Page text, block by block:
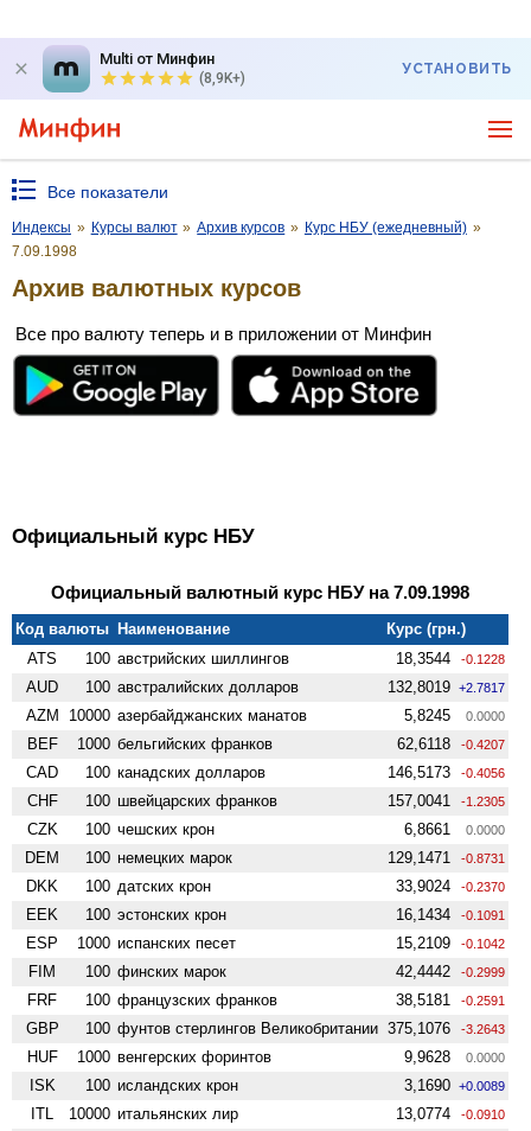
Multi от Минфин
(8,9K+)
УСТАНОВИТЬ
Все показатели
Индексы » Курсы валют » Архив курсов » Курс НБУ (ежедневный) »
7.09.1998
Архив валютных курсов
Все про валюту теперь и в приложении от Минфин
Официальный курс НБУ
Официальный валютный курс НБУ на 7.09.1998
Код валюты Наименование
Курс (грн.)
ATS
100 австрийских шиллингов 18,3544 -0.1228
AUD 100 австралийских долларов 132,8019 +2.7817
AZM 10000 азербайджанских манатов 5,8245 0.0000
BEF 1000 бельгийских франков 62,6118 -0.4207
CAD 100 канадских долларов 146,5173 -0.4056
CHF 100 швейцарских франков 157,0041 -1.2305
CZK 100 чешских крон 6,8661 0.0000
DEM 100 немецких марок 129,1471 -0.8731
DKK 100 датских крон 33,9024 -0.2370
EEK 100 эстонских крон 16,1434 -0.1091
ESP 1000 испанских песет 15,2109 -0.1042
FIM 100 финских марок 42,4442 -0.2999
FRF 100 французских франков 38,5181 -0.2591
GBP 100 фунтов стерлингов Велико­британии 375,1076 -3.2643
HUF 1000 венгерских форинтов 9,9628 0.0000
ISK 100 исландских крон 3,1690 +0.0089
ITL 10000 итальянских лир 13,0774 -0.0910